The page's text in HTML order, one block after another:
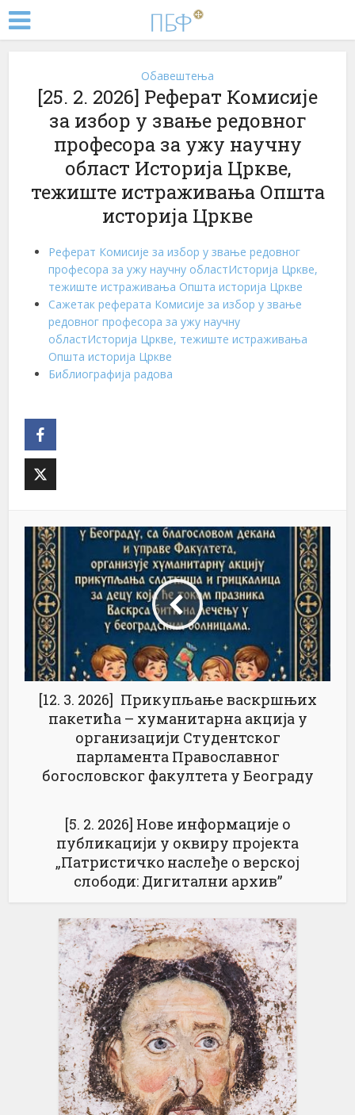
Обавештења
[25. 2. 2026] Реферат Комисије
за избор у звање редовног
професора за ужу научну
област Историја Цркве,
тежиште истраживања Општа
историја Цркве
Реферат Комисије за избор у звање редовног
професора за ужу научну областИсторија Цркве,
тежиште истраживања Општа историја Цркве
Сажетак реферата Комисије за избор у звање
редовног професора за ужу научну
областИсторија Цркве, тежиште истраживања
Општа историја Цркве
Библиографија радова
[12. 3. 2026] Прикупљање васкршњих
пакетића – хуманитарна акција у
организацији Студентског
парламента Православног
богословског факултета у Београду
[5. 2. 2026] Нове информације о
публикацији у оквиру пројекта
„Патристичкo наслеђе о верској
слободи: Дигитални архив”